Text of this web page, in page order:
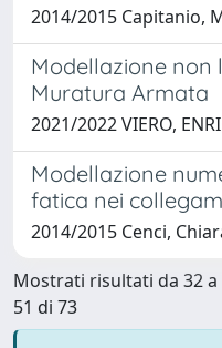
2014/2015 Capitanio,
Modellazione non
Muratura Armata
2021/2022 VIERO,
Modellazione
fatica nei
2014/2015 Cenci,
Mostrati risultati da 32 a
51 di 73